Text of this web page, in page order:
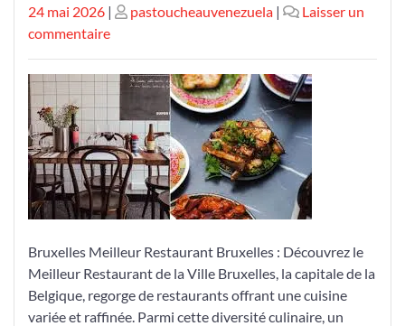
Publié
le
24 mai 2026 | Publié
pastoucheauvenezuela |
Laisser un
commentairesur
le
Meilleur
Restaurant
de
Bruxelles:
Le
Petit
Bruxelles Meilleur Restaurant Bruxelles : Découvrez le
Meilleur Restaurant de la Ville Bruxelles, la capitale de la
Belgique, regorge de restaurants offrant une cuisine
variée et raffinée. Parmi cette diversité culinaire, un